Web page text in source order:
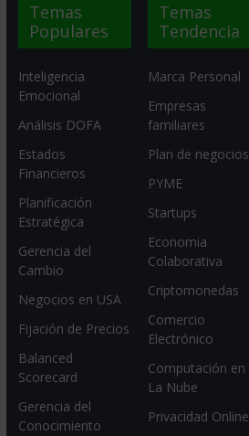
Temas
Populares
Inteligencia
Emocional
Análisis DOFA
Estados
Financieros
Planificación
Estratégica
Gerencia del
Cambio
Negocios en USA
Fijación de Precios
Balanced
Scorecard
Gerencia del
Conocimiento
Temas
Tendencia
Marca Personal
Empresas
familiares
Plan de negocios
PYME
Startups
Economia
Colaborativa
Criptomonedas
Comercio
Electrónico
Computación en
La Nube
Privacidad Online